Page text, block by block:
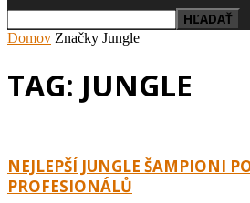
Domov Značky Jungle
TAG: JUNGLE
NEJLEPŠÍ JUNGLE ŠAMPIONI
PROFESIONÁLŮ